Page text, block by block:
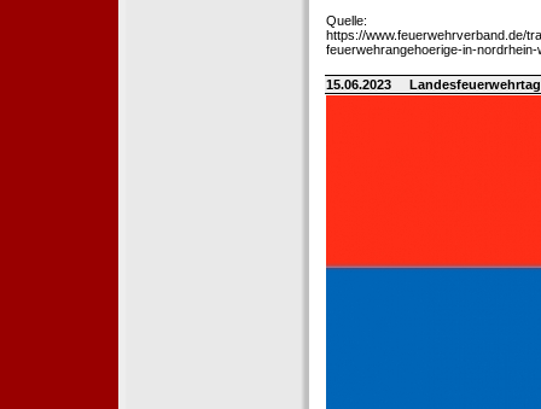
Quelle:
https://www.feuerwehrverband.de/
feuerwehrangehoerige-in-
15.06.2023